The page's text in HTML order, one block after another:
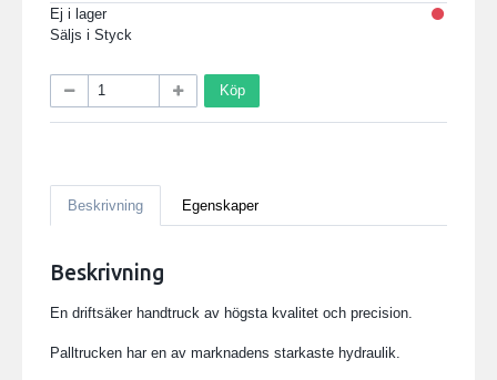
Ej i lager
Säljs i Styck
Köp
Beskrivning Egenskaper
Beskrivning
En driftsäker handtruck av högsta kvalitet och precision.
Palltrucken har en av marknadens starkaste hydraulik.